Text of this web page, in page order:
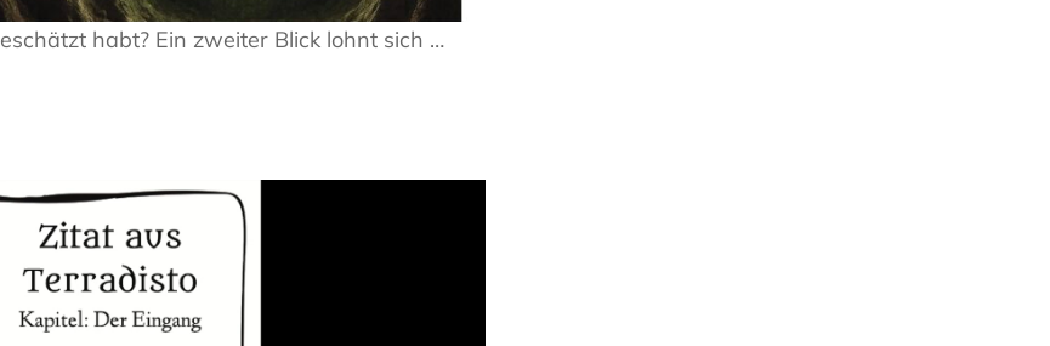
habt? Ein zweiter Blick lohnt sich …